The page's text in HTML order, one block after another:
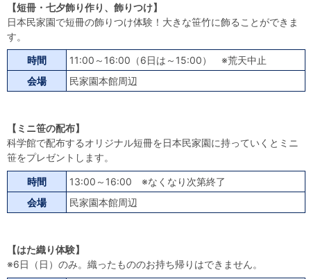
【短冊・七夕飾り作り、飾りつけ】
日本民家園で短冊の飾りつけ体験！大きな笹竹に飾ることができま
す。
時間
11:00～16:00（6日は～15:00） ※荒天中止
会場
民家園本館周辺
【ミニ笹の配布】
科学館で配布するオリジナル短冊を日本民家園に持っていくとミニ
笹をプレゼントします。
時間
13:00～16:00 ※なくなり次第終了
会場
民家園本館周辺
【はた織り体験】
※6日（日）のみ。織ったもののお持ち帰りはできません。